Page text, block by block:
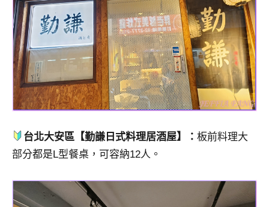
座、
部
落
客
及
旅
遊
雜
專
欄、
光
局
台北大安區【勤謙日式料理居酒屋】：板前料理大
部分都是L型餐桌，可容納12人。